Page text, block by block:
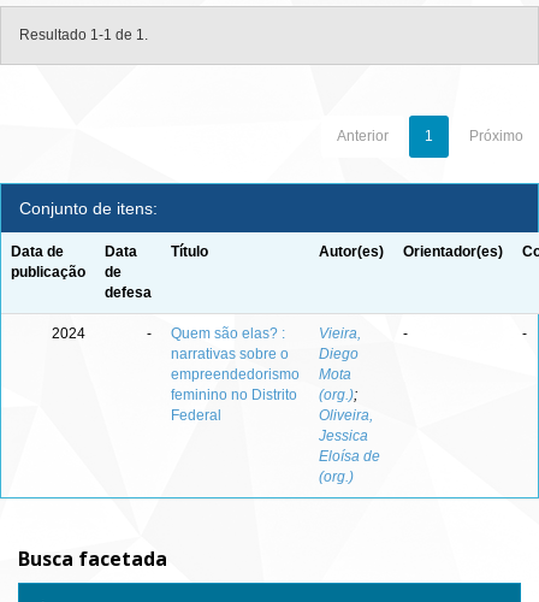
Resultado 1-1 de 1.
Anterior 1 Próximo
Conjunto de itens:
Data de
publicação
Data
de
defesa
Título Autor(es) Orientador(es)
2024 -
Quem são elas? :
narrativas sobre o
empreendedorismo
feminino no Distrito
Federal
Vieira,
Diego
Mota
(org.);
Oliveira,
Jessica
Eloísa de
(org.)
- -
Busca facetada